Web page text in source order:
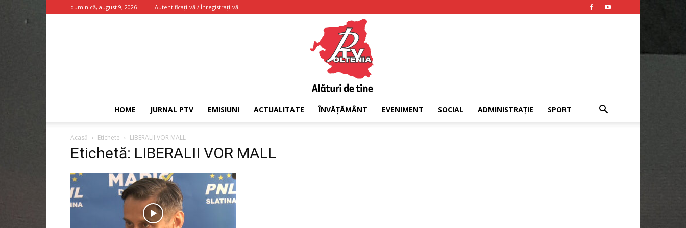
duminică, august 9, 2026 Autentificați-vă / Înregistrați-vă
HOME JURNAL PTV EMISIUNI ACTUALITATE ÎNVĂȚĂMÂNT EVENIMENT SOCIAL ADMINISTRAȚIE SPORT
Acasă Etichete LIBERALII VOR MALL
Etichetă: LIBERALII VOR MALL